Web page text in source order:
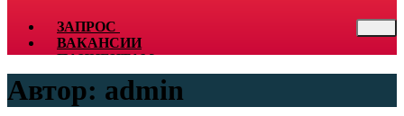
ЗАПРОС
ВАКАНСИИ
ПАЦИЕНТАМ
СПЕЦИАЛИСТАМ
КОНТАКТЫ
ДОКУМЕНТЫ
Автор: admin